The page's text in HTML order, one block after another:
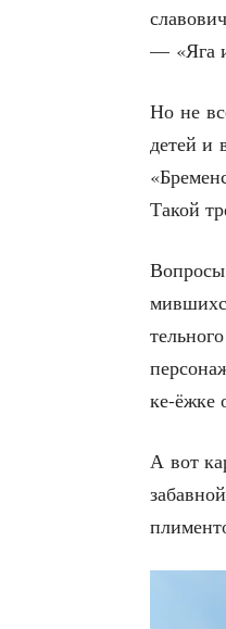
— «Яга
Но не
детей и
Такой
ке-ёжке
А вот